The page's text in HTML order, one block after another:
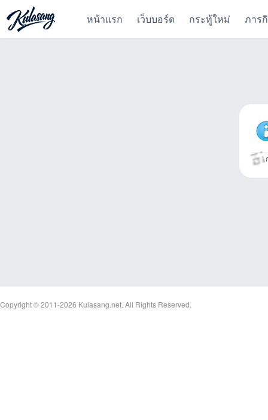
หน้าแรก เว็บบอร์ด กระทู้ใหม่ ภาร
Copyright © 2011-2026 Kulasang.net. All Rights Reserved.